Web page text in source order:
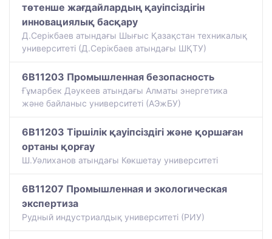
төтенше жағдайлардың қауіпсіздігін
инновациялық басқару
Д.Серікбаев атындағы Шығыс Қазақстан техникалық
университеті (Д.Серікбаев атындағы ШҚТУ)
6B11203 Промышленная безопасность
Ғұмарбек Дәукеев атындағы Алматы энергетика
және байланыс университеті (АЭжБУ)
6B11203 Тіршілік қауіпсіздігі және қоршаған
ортаны қорғау
Ш.Уәлиханов атындағы Көкшетау университетi
6B11207 Промышленная и экологическая
экспертиза
Рудный индустриалдық университеті (РИУ)